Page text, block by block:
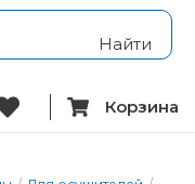
Корзина